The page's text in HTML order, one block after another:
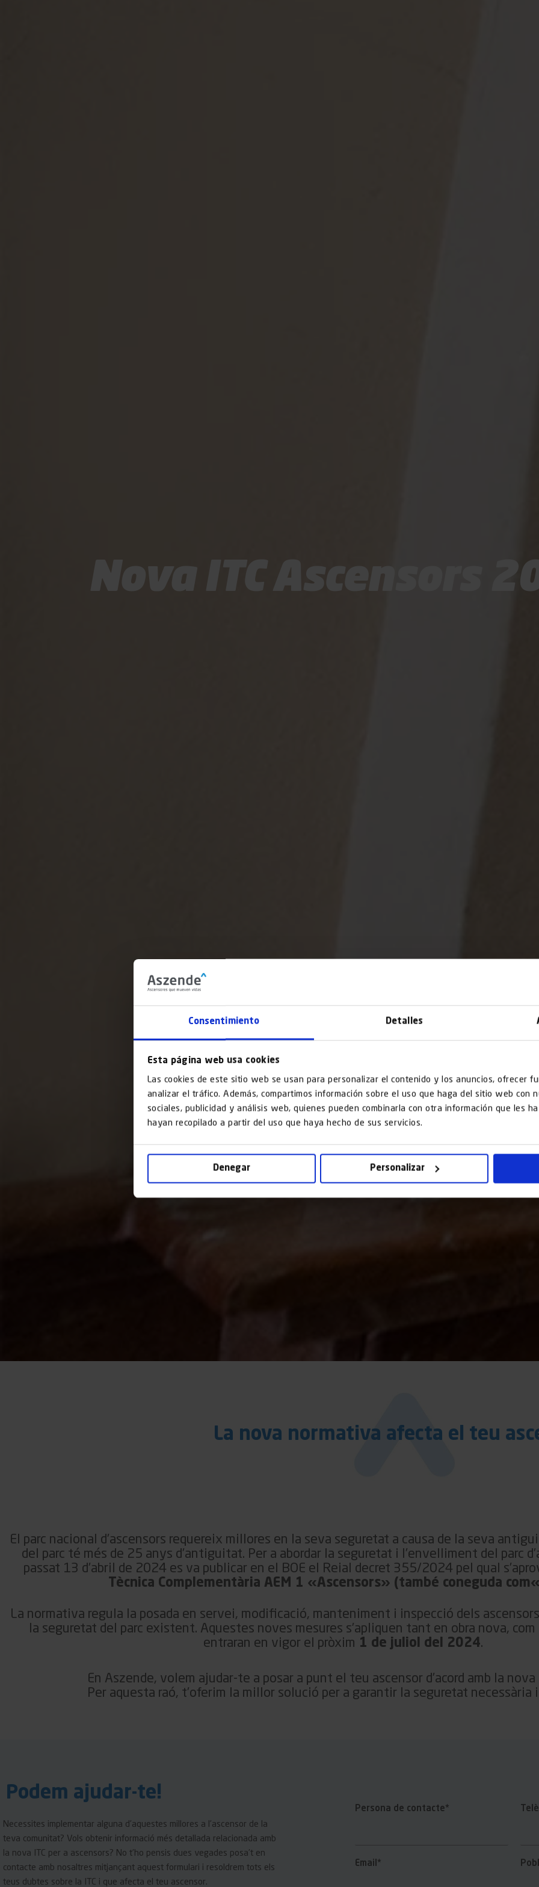
Consentimiento Detalles
Esta página web usa cookies
Las cookies de este sitio web se usan para personalizar el contenido y los anuncios, ofrecer
analizar el tráfico. Además, compartimos información sobre el uso que haga del sitio web con
sociales, publicidad y análisis web, quienes pueden combinarla con otra información que les
hayan recopilado a partir del uso que haya hecho de sus servicios.
Denegar Personalizar
Nova ITC Ascensors
La nova normativa afecta el teu
El parc nacional d’ascensors requereix millores en la seva seguretat a causa de la seva
del parc té més de 25 anys d’antiguitat. Per a abordar la seguretat i l’envelliment del parc
passat 13 d’abril de 2024 es va publicar en el BOE el Reial decret 355/2024 pel qual
Tècnica Complementària AEM 1 «Ascensors» (també coneguda
La normativa regula la posada en servei, modificació, manteniment i inspecció dels
la seguretat del parc existent. Aquestes noves mesures s’apliquen tant en obra nova,
entraran en vigor el pròxim 1 de juliol del 2024.
En Aszende, volem ajudar-te a posar a punt el teu ascensor d’acord amb la
Per aquesta raó, t’oferim la millor solució per a garantir la seguretat necessària
Podem ajudar-te!
Necessites implementar alguna d’aquestes millores a l’ascensor de la
teva comunitat? Vols obtenir informació més detallada relacionada amb
la nova ITC per a ascensors? No t’ho pensis dues vegades posa’t en
contacte amb nosaltres mitjançant aquest formulari i resoldrem tots els
teus dubtes sobre la ITC i que afecta el teu ascensor.
Persona de contacte*
Email*